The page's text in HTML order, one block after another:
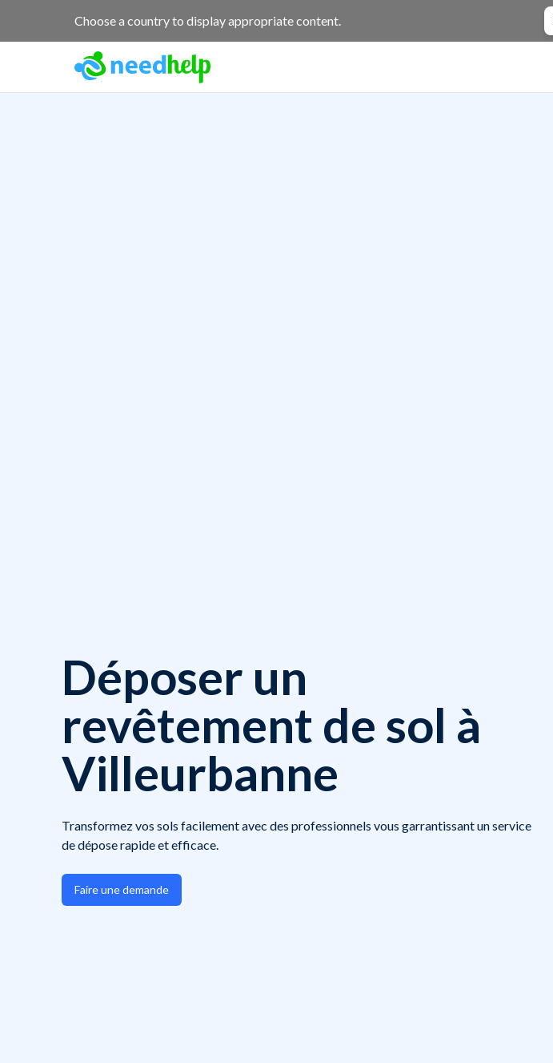
Choose a country to display appropriate content.
Déposer un
revêtement de sol à
Villeurbanne
Transformez vos sols facilement avec des professionnels vous garrantissant un service
de dépose rapide et efficace.
Faire une demande